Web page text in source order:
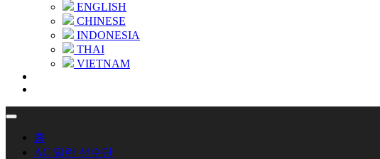
ENGLISH
CHINESE
INDONESIA
THAI
VIETNAM
홈
AC 밀란 선수단